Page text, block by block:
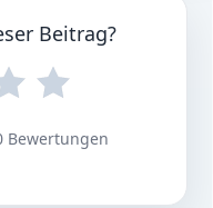
Beitrag?
Bewertungen